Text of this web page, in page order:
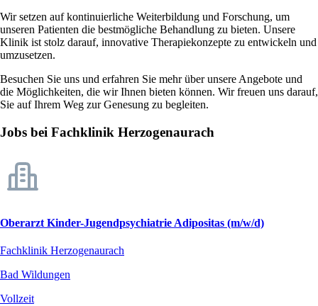
Wir setzen auf kontinuierliche Weiterbildung und Forschung, um
unseren Patienten die bestmögliche Behandlung zu bieten. Unsere
Klinik ist stolz darauf, innovative Therapiekonzepte zu entwickeln und
umzusetzen.
Besuchen Sie uns und erfahren Sie mehr über unsere Angebote und
die Möglichkeiten, die wir Ihnen bieten können. Wir freuen uns darauf,
Sie auf Ihrem Weg zur Genesung zu begleiten.
Jobs bei Fachklinik Herzogenaurach
Oberarzt Kinder-Jugendpsychiatrie Adipositas (m/w/d)
Fachklinik Herzogenaurach
Bad Wildungen
Vollzeit